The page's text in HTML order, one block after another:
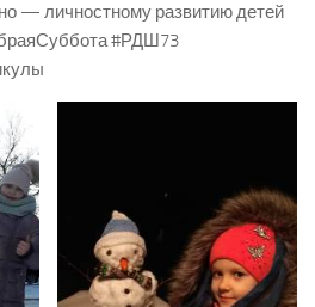
— личностному развитию детей
#РДШ73